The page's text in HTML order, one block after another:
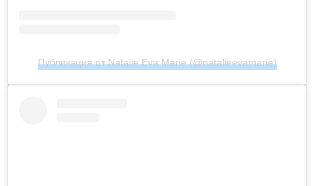
Публикация от Natalie Eva Marie (@natalieevamarie)